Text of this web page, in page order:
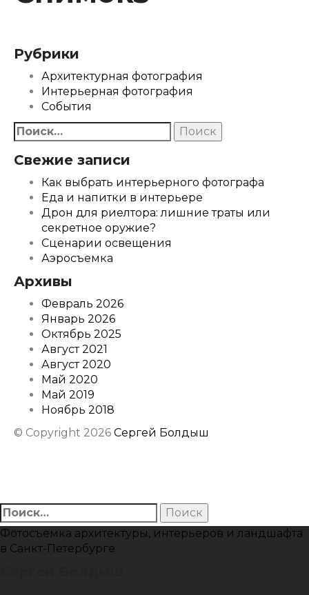
Рубрики
Архитектурная фотография
Интерьерная фотография
События
Найти:
Свежие записи
Как выбрать интерьерного фотографа
Еда и напитки в интерьере
Дрон для риелтора: лишние траты или
секретное оружие?
Сценарии освещения
Аэросъемка
Архивы
Февраль 2026
Январь 2026
Октябрь 2025
Август 2021
Август 2020
Май 2020
Май 2019
Ноябрь 2018
© Copyright 2026 Сергей Болдыш
Behance
Найти:
Фотосъемка архитектуры, интерьеров и ландшафта
в Санкт-Петербурге